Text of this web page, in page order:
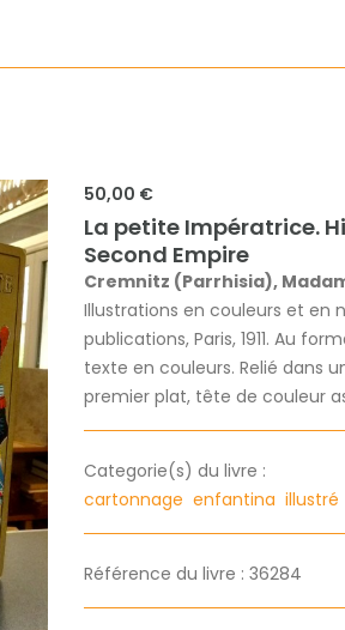
50,00 €
La petite Impératrice.
Second Empire
Cremnitz (Parrhisia),
Illustrations en couleurs et en
publications, Paris, 1911. Au
texte en couleurs. Relié dans
premier plat, tête de couleur
Categorie(s) du livre :
cartonnage enfantina illustré
Référence du livre : 36284